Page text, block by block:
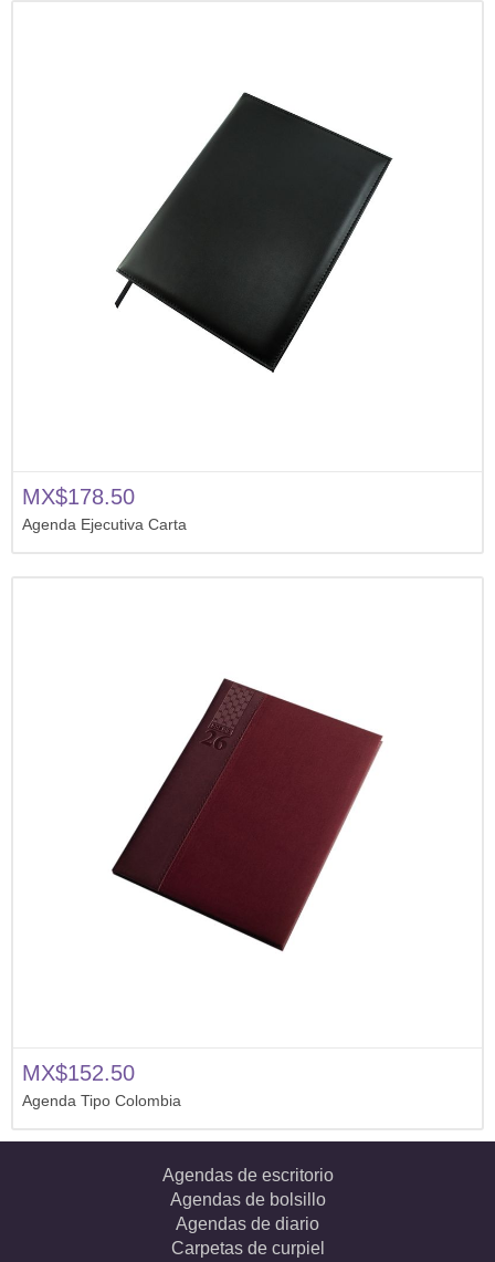
MX$178.50
Agenda Ejecutiva Carta
MX$152.50
Agenda Tipo Colombia
Agendas de escritorio
Agendas de bolsillo
Agendas de diario
Carpetas de curpiel